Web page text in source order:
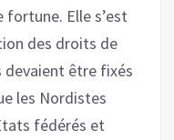
Elle s’est
des droits de
devaient être fixés
les Nordistes
fédérés et